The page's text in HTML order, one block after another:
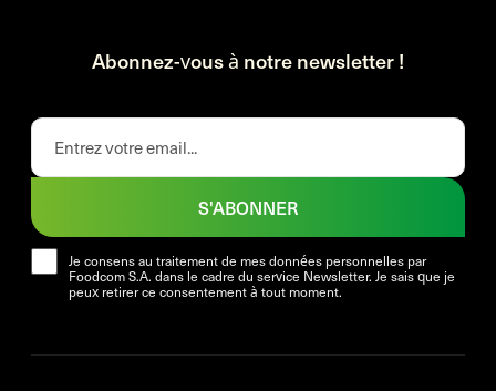
Abonnez-vous à notre newsletter !
Je consens au traitement de mes données personnelles par
Foodcom S.A. dans le cadre du service Newsletter. Je sais que je
peux retirer ce consentement à tout moment.
S'ABONNER